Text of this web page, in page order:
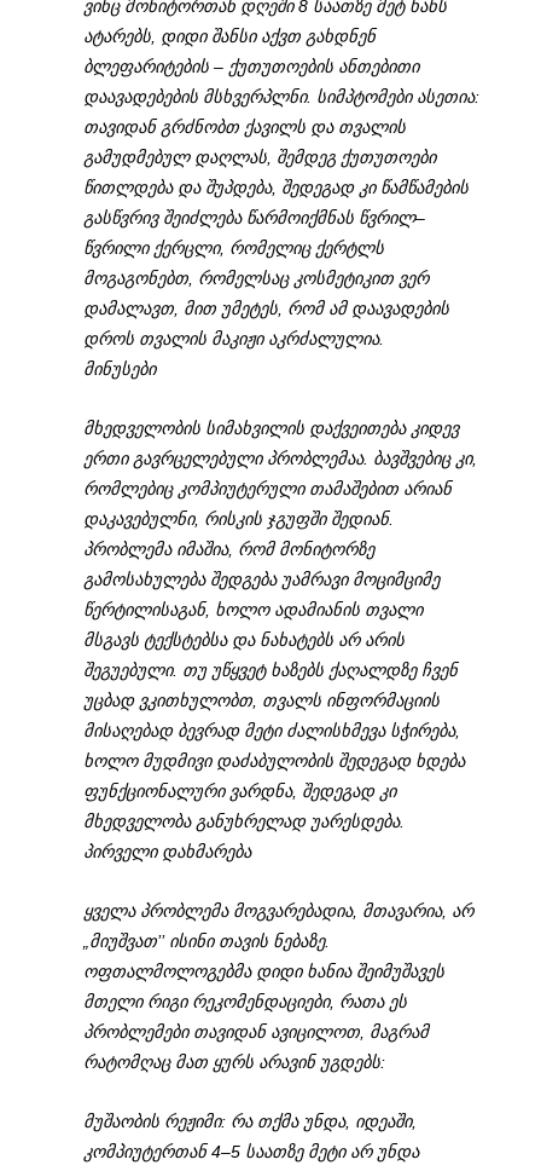
ვინც მონიტორთან დღეში 8 საათზე მეტ ხანს
ატარებს, დიდი შანსი აქვთ გახდნენ
ბლეფარიტების – ქუთუთოების ანთებითი
დაავადებების მსხვერპლნი. სიმპტომები ასეთია:
თავიდან გრძნობთ ქავილს და თვალის
გამუდმებულ დაღლას, შემდეგ ქუთუთოები
წითლდება და შუპდება, შედეგად კი წამწამების
გასწვრივ შეიძლება წარმოიქმნას წვრილ–
წვრილი ქერცლი, რომელიც ქერტლს
მოგაგონებთ, რომელსაც კოსმეტიკით ვერ
დამალავთ, მით უმეტეს, რომ ამ დაავადების
დროს თვალის მაკიჟი აკრძალულია.
მინუსები
მხედველობის სიმახვილის დაქვეითება კიდევ
ერთი გავრცელებული პრობლემაა. ბავშვებიც კი,
რომლებიც კომპიუტერული თამაშებით არიან
დაკავებულნი, რისკის ჯგუფში შედიან.
პრობლემა იმაშია, რომ მონიტორზე
გამოსახულება შედგება უამრავი მოციმციმე
წერტილისაგან, ხოლო ადამიანის თვალი
მსგავს ტექსტებსა და ნახატებს არ არის
შეგუებული. თუ უწყვეტ ხაზებს ქაღალდზე ჩვენ
უცბად ვკითხულობთ, თვალს ინფორმაციის
მისაღებად ბევრად მეტი ძალისხმევა სჭირება,
ხოლო მუდმივი დაძაბულობის შედეგად ხდება
ფუნქციონალური ვარდნა, შედეგად კი
მხედველობა განუხრელად უარესდება.
პირველი დახმარება
ყველა პრობლემა მოგვარებადია, მთავარია, არ
„მიუშვათ’’ ისინი თავის ნებაზე.
ოფთალმოლოგებმა დიდი ხანია შეიმუშავეს
მთელი რიგი რეკომენდაციები, რათა ეს
პრობლემები თავიდან ავიცილოთ, მაგრამ
რატომღაც მათ ყურს არავინ უგდებს:
მუშაობის რეჟიმი: რა თქმა უნდა, იდეაში,
კომპიუტერთან 4–5 საათზე მეტი არ უნდა